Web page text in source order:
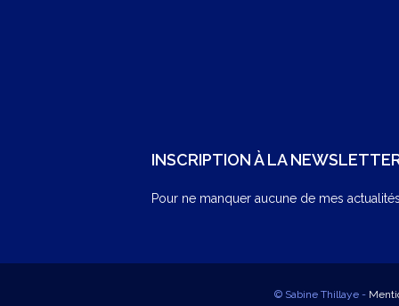
INSCRIPTION À LA
Pour ne manquer aucune de mes
© Sabine Thillaye -